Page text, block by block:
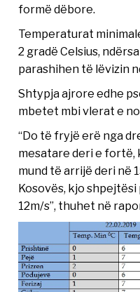
formë dëbore.
Temperaturat
2 gradë Celsius,
parashihen të lëvizin
Shtypja ajrore edhe
mbetet mbi vlerat e
“Do të fryjë erë nga
mesatare deri e fortë,
mund të arrijë deri në
Kosovës, kjo
12m/s”, thuhet në